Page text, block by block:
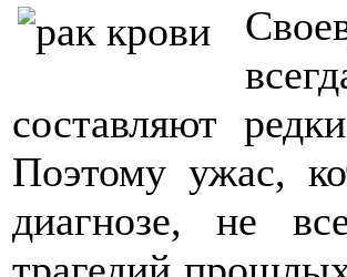
составляют
Поэтому ужас,
диагнозе, не